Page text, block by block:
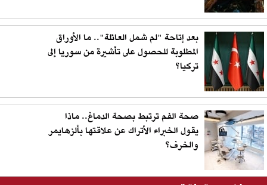
بعد إتاحة "لم شمل العائلة".. ما الأوراق
المطلوبة للحصول على تأشيرة من سوريا إلى
تركيا؟
صحة الفم ترتبط بصحة الدماغ.. ماذا
يقول الخبراء الأتراك عن علاقتها بألزهايمر
والخرف؟